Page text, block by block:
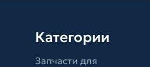
Категории
Запчасти для